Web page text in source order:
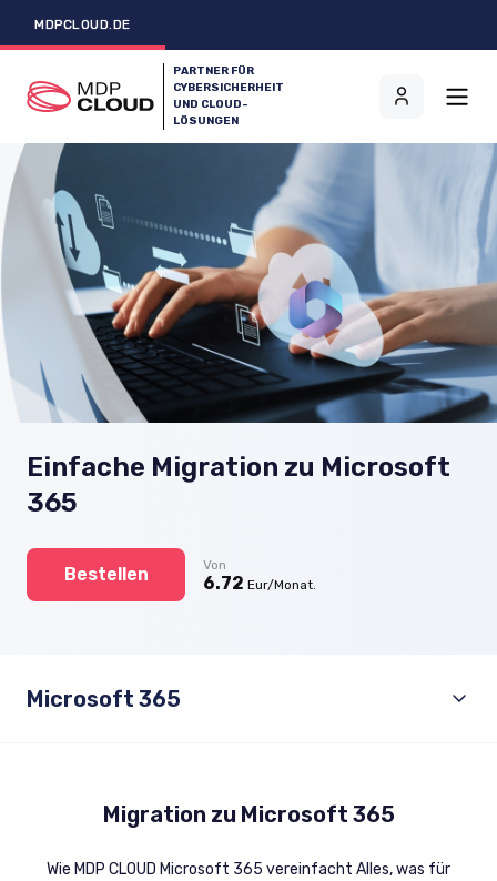
MDPCLOUD.DE
PARTNER FÜR
CYBERSICHERHEIT
UND CLOUD-
LÖSUNGEN
Einfache Migration zu Microsoft
365
Bestellen Von
6.72 Eur/Monat.
Microsoft 365
Migration zu Microsoft 365
Wie MDP CLOUD Microsoft 365 vereinfacht Alles, was für